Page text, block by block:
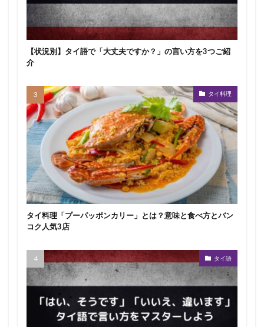
【状況別】タイ語で「大丈夫ですか？」の言い方を3つご紹
介
タイ料理
タイ料理「プーパッポンカリー」とは？意味と食べ方とバン
コク人気3店
タイ語